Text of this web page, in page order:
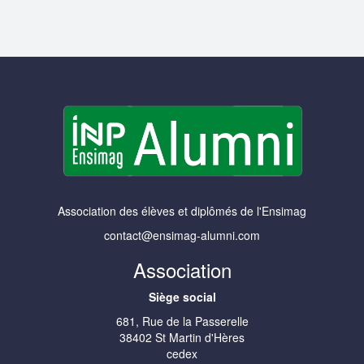
Association des élèves et diplômés de l'Ensimag
contact@ensimag-alumni.com
Association
Siège social
681, Rue de la Passerelle
38402 St Martin d'Hères
cedex